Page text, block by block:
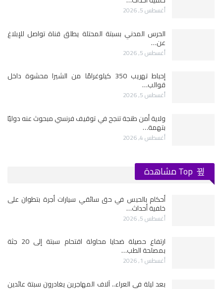
أغسطس 5, 2026
الحرس المدني بسبتة المحتلة يطلق قناة تواصل للإبلاغ
عن…
أغسطس 5, 2026
إحباط تهريب 350 كيلوغرامًا من الشيرا محشوة داخل
قوالب…
أغسطس 5, 2026
ولاية أمن طنجة تنجح في توقيف فرنسي مبحوث عنه دوليًا
بتهمة…
أغسطس 4, 2026
أحكام بالحبس في حق سائقي سيارات أجرة بتطوان على
خلفية أحداث…
أغسطس 5, 2026
ارتفاع حصيلة ضحايا محاولة اقتحام سبتة إلى 20 جثة
بمصلحة الطب…
أغسطس 1, 2026
بعد ليلة في العراء.. آلاف المهاجرين يغادرون سبتة عائدين